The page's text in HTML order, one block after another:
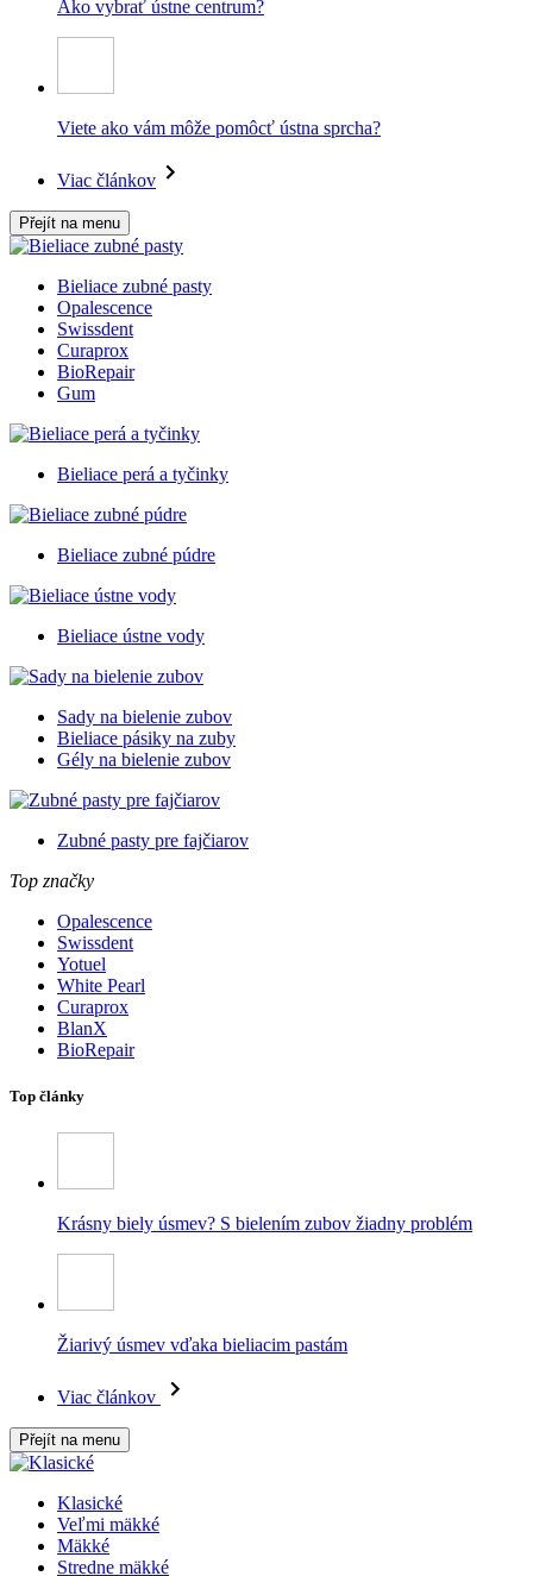
Ako vybrať ústne centrum?
Viete ako vám môže pomôcť ústna sprcha?
Viac článkov
Přejít na menu
Bieliace zubné pasty
Opalescence
Swissdent
Curaprox
BioRepair
Gum
Bieliace perá a tyčinky
Bieliace zubné púdre
Bieliace ústne vody
Sady na bielenie zubov
Bieliace pásiky na zuby
Gély na bielenie zubov
Zubné pasty pre fajčiarov
Top značky
Opalescence
Swissdent
Yotuel
White Pearl
Curaprox
BlanX
BioRepair
Top články
Krásny biely úsmev? S bielením zubov žiadny problém
Žiarivý úsmev vďaka bieliacim pastám
Viac článkov
Přejít na menu
Klasické
Veľmi mäkké
Mäkké
Stredne mäkké